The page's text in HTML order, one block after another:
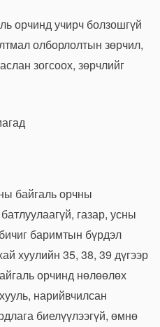
орчинд учирч болзошгүй
олборлолтын зөрчил,
зогсоох, зөрчлийг
байгаль орчны
газар, усны
баримтын бүрдэл
хуулийн 35, 38, 39 дүгээр
орчинд нөлөөлөх
нарийвчилсан
биелүүлээгүй, өмнө